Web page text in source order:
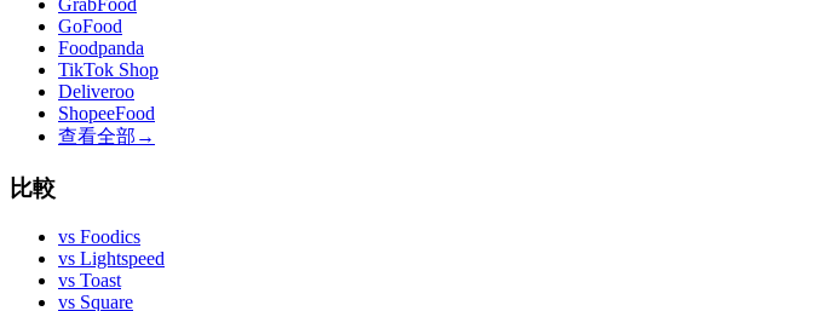
GoFood
Foodpanda
TikTok Shop
Deliveroo
ShopeeFood
查看全部 →
比較
vs Foodics
vs Lightspeed
vs Toast
vs Square